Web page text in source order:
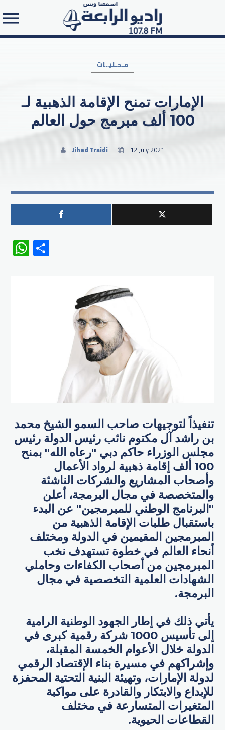
Search in the website:
مـحـليـات
الإمارات تمنح الإقامة الذهبية لـ
100 ألف مبرمج حول العالم
Jihed Traidi 12 July 2021
WhatsApp
تنفيذاً لتوجيهات صاحب السمو الشيخ محمد
بن راشد آل مكتوم نائب رئيس الدولة رئيس
مجلس الوزراء حاكم دبي "رعاه الله" بمنح
100 ألف إقامة ذهبية لرواد الأعمال
وأصحاب المشاريع والشركات الناشئة
والمتخصصة في مجال البرمجة، أعلن
"البرنامج الوطني للمبرمجين" عن البدء
باستقبال طلبات الإقامة الذهبية من
المبرمجين المقيمين في الدولة ومختلف
أنحاء العالم في خطوة تستهدف نخب
المبرمجين من أصحاب الكفاءات وحاملي
الشهادات العلمية التخصصية في مجال
البرمجة.
يأتي ذلك في إطار الجهود الوطنية الرامية
إلى تأسيس 1000 شركة رقمية كبرى في
الدولة خلال الأعوام الخمسة المقبلة،
وإشراكهم في مسيرة بناء الإقتصاد الرقمي
لدولة الإمارات، وتهيئة البنية التحتية المحفزة
للإبداع والابتكار والقادرة على مواكبة
المتغيرات المتسارعة في مختلف
القطاعات الحيوية.